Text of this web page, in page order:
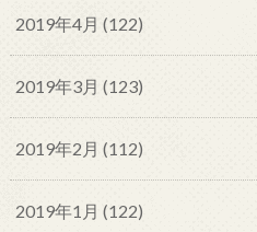
2019年4月 (122)
2019年3月 (123)
2019年2月 (112)
2019年1月 (122)